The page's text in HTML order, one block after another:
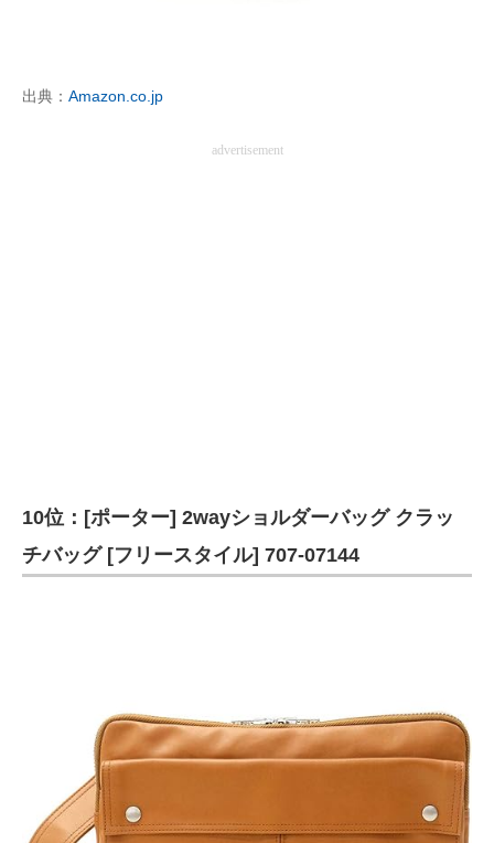
出典： Amazon.co.jp
advertisement
10位：[ポーター] 2wayショルダーバッグ クラッ
チバッグ [フリースタイル] 707-07144